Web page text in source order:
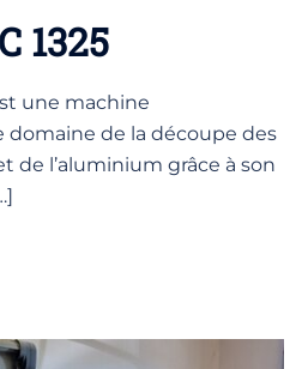
1325
une machine
domaine de la découpe des
de l’aluminium grâce à son